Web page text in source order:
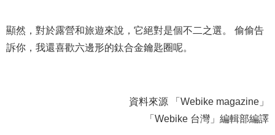
顯然，對於露營和旅遊來說，它絕對是個不二之選。 偷偷告
訴你，我還喜歡六邊形的鈦合金鑰匙圈呢。
資料來源 「Webike magazine」
「Webike 台灣」編輯部編譯